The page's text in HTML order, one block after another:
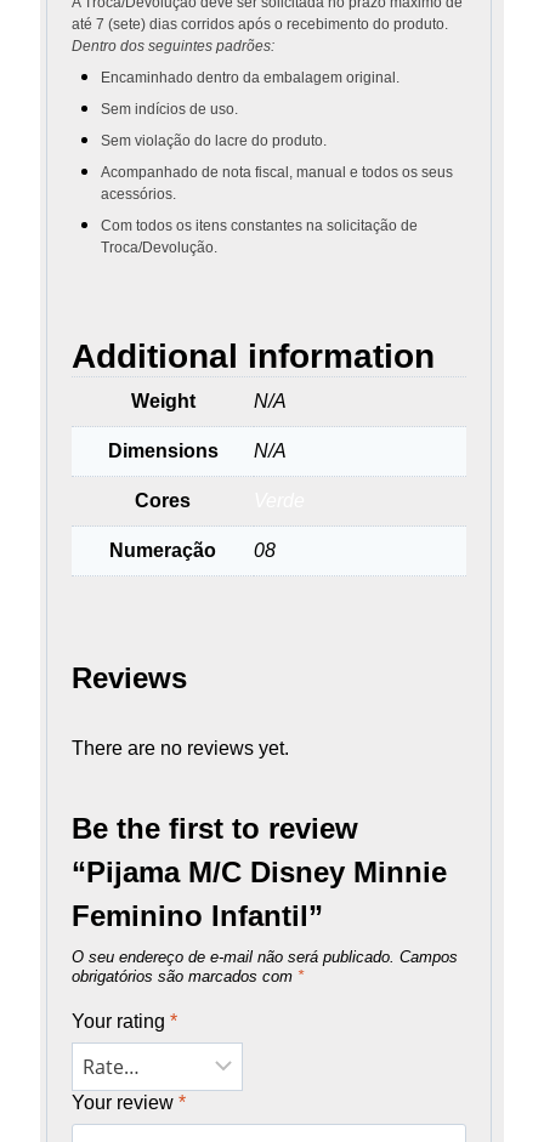
até 7 (sete) dias corridos após o recebimento do produto.
Dentro dos seguintes padrões:
Encaminhado dentro da embalagem original.
Sem indícios de uso.
Sem violação do lacre do produto.
Acompanhado de nota fiscal, manual e todos os seus
acessórios.
Com todos os itens constantes na solicitação de
Troca/Devolução.
Additional information
Weight N/A
Dimensions N/A
Cores
Numeração 08
Reviews
There are no reviews yet.
Be the first to review
“Pijama M/C Disney Minnie
Feminino Infantil”
O seu endereço de e-mail não será publicado. Campos
obrigatórios são marcados com *
Your rating *
Your review *